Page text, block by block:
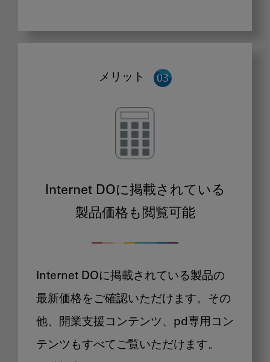
メリット
Internet DOに掲載されている
製品価格も閲覧可能
Internet DOに掲載されている製品の
最新価格をご確認いただけます。その
他、開業支援コンテンツ、pd専用コン
テンツもすべてご覧いただけます。